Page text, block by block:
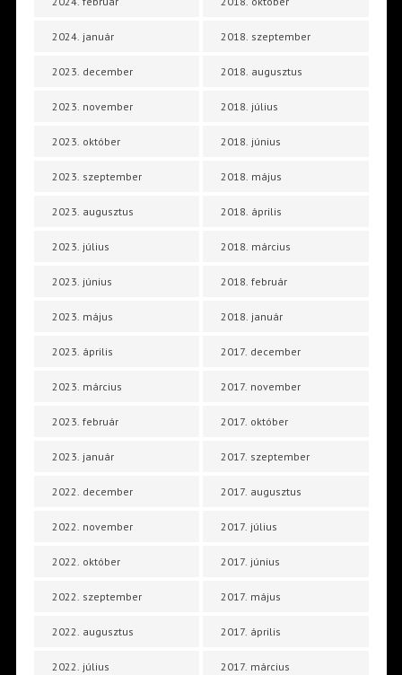
2024. január
2023. december
2023. november
2023. október
2023. szeptember
2023. augusztus
2023. július
2023. június
2023. május
2023. április
2023. március
2023. február
2023. január
2022. december
2022. november
2022. október
2022. szeptember
2022. augusztus
2022. július
2018. szeptember
2018. augusztus
2018. július
2018. június
2018. május
2018. április
2018. március
2018. február
2018. január
2017. december
2017. november
2017. október
2017. szeptember
2017. augusztus
2017. július
2017. június
2017. május
2017. április
2017. március